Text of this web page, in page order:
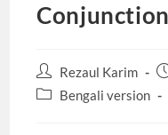
Conjunction-
Post
author:
Rezaul Karim
PostBengali version